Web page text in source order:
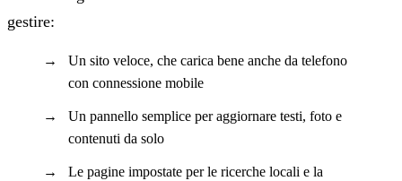
gestire:
Un sito veloce, che carica bene anche da telefono
con connessione mobile
Un pannello semplice per aggiornare testi, foto e
contenuti da solo
Le pagine impostate per le ricerche locali e la